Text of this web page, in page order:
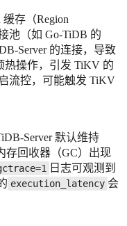
存（Region
池（如 Go-TiDB 的
Server 的连接，导致
热操作，引发 TiKV 的
流控，可能触发 TiKV
Server 默认维持
存回收器（GC）出现
日志可观测到
execution_latency 会